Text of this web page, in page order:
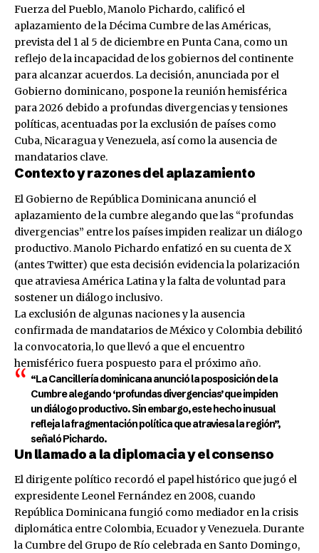
Fuerza del Pueblo, Manolo Pichardo, calificó el
aplazamiento de la Décima Cumbre de las Américas,
prevista del 1 al 5 de diciembre en Punta Cana, como un
reflejo de la incapacidad de los gobiernos del continente
para alcanzar acuerdos. La decisión, anunciada por el
Gobierno dominicano, pospone la reunión hemisférica
para 2026 debido a profundas divergencias y tensiones
políticas, acentuadas por la exclusión de países como
Cuba, Nicaragua y Venezuela, así como la ausencia de
mandatarios clave.
Contexto y razones del aplazamiento
El Gobierno de República Dominicana anunció el
aplazamiento de la cumbre alegando que las “profundas
divergencias” entre los países impiden realizar un diálogo
productivo. Manolo Pichardo enfatizó en su cuenta de X
(antes Twitter) que esta decisión evidencia la polarización
que atraviesa América Latina y la falta de voluntad para
sostener un diálogo inclusivo.
La exclusión de algunas naciones y la ausencia
confirmada de mandatarios de México y Colombia debilitó
la convocatoria, lo que llevó a que el encuentro
hemisférico fuera pospuesto para el próximo año.
“La Cancillería dominicana anunció la posposición de la
Cumbre alegando ‘profundas divergencias’ que impiden
un diálogo productivo. Sin embargo, este hecho inusual
refleja la fragmentación política que atraviesa la región”,
señaló Pichardo.
Un llamado a la diplomacia y el consenso
El dirigente político recordó el papel histórico que jugó el
expresidente Leonel Fernández en 2008, cuando
República Dominicana fungió como mediador en la crisis
diplomática entre Colombia, Ecuador y Venezuela. Durante
la Cumbre del Grupo de Río celebrada en Santo Domingo,